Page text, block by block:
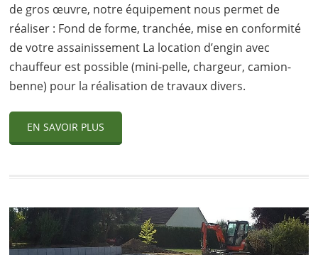
de gros œuvre, notre équipement nous permet de
réaliser : Fond de forme, tranchée, mise en conformité
de votre assainissement La location d’engin avec
chauffeur est possible (mini-pelle, chargeur, camion-
benne) pour la réalisation de travaux divers.
EN SAVOIR PLUS